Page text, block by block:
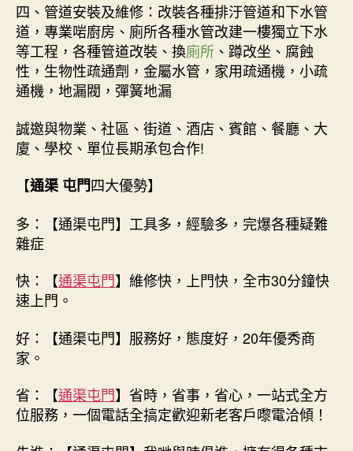
四、管道安裝及維修：改裝各種排汙管道和下水管
道，專業啱廚房、廁所各種水管改建一樓獨立下水
等工程，各種管道改裝、換廁所 、蹲改坐、腐蝕
性，生物性疏通劑，金屬水管，家用疏通機，小疏
通機，地漏閥，彈簧地漏
誠邀與物業、社區、街道、酒店、賓館、餐廳、大
廈、學校、單位長期承包合作!
【通渠 屯門四大優勢】
多：【通渠屯門】工具多，經驗多，完爆各種疑難
雜症
快：【通渠屯門】維修快，上門快，全市30分鐘快
速上門。
好：【通渠屯門】服務好，態度好，20年優秀商
家。
省：【通渠屯門】省時，省事，省心，一站式全方
位服務，一個電話全搞定歡迎新老客戶嚟電洽傾！